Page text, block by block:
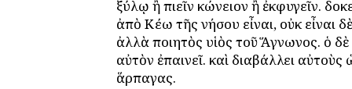
ξύλῳ ἢ πιεῖν κώνειον ἢ ἐκφυγεῖν.
ἀπὸ Κέω τῆς νήσου εἶναι, οὐκ εἶναι
ἀλλὰ ποιητὸς υἱὸς τοῦ Ἅγνωνος. ὁ δὲ
αὐτὸν ἐπαινεῖ. καὶ διαβάλλει αὐτοὺς
ἅρπαγας.